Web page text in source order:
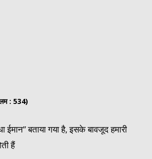
: 534)
बताया गया है, इसके बावजूद हमारी
हैं